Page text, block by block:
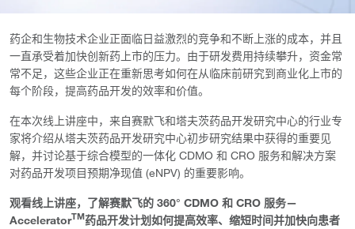
药企和生物技术企业正面临日益激烈的竞争和不断上涨的成本，并且
一直承受着加快创新药上市的压力。由于研发费用持续攀升，资金常
常不足，这些企业正在重新思考如何在从临床前研究到商业化上市的
每个阶段，提高药品开发的效率和价值。
在本次线上讲座中，来自赛默飞和塔夫茨药品开发研究中心的行业专
家将介绍从塔夫茨药品开发研究中心初步研究结果中获得的重要见
解，并讨论基于综合模型的一体化 CDMO 和 CRO 服务和解决方案
对药品开发项目预期净现值 (eNPV) 的重要影响。
观看线上讲座，了解赛默飞的 360° CDMO 和 CRO 服务—
AcceleratorTM药品开发计划如何提高效率、缩短时间并加快向患者